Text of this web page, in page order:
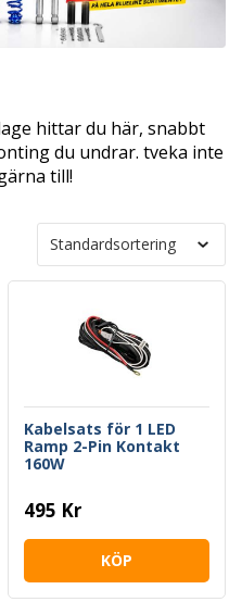
hittar du här, snabbt
du undrar. tveka inte
till!
Kabelsats för 1 LED
Ramp 2-Pin Kontakt
160W
495 Kr
KÖP